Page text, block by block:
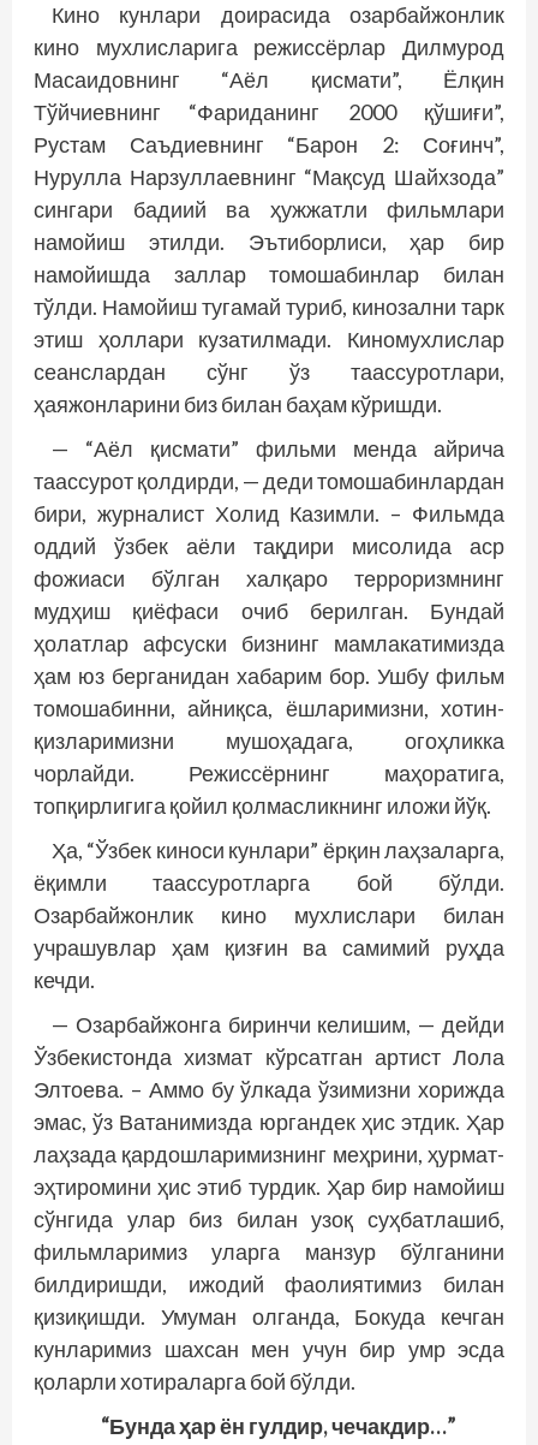
Кино кунлари доирасида озарбайжонлик
кино мухлисларига режиссёрлар Дилмурод
Масаидовнинг “Аёл қисмати”, Ёлқин
Тўйчиевнинг “Фариданинг 2000 қўшиғи”,
Рустам Саъдиевнинг “Барон 2: Соғинч”,
Нурулла Нарзуллаевнинг “Мақсуд Шайхзода”
сингари бадиий ва ҳужжатли фильмлари
намойиш этилди. Эътиборлиси, ҳар бир
намойишда заллар томошабинлар билан
тўлди. Намойиш тугамай туриб, кинозални тарк
этиш ҳоллари кузатилмади. Киномухлислар
сеанслардан сўнг ўз таассуротлари,
ҳаяжонларини биз билан баҳам кўришди.
— “Аёл қисмати” фильми менда айрича
таассурот қолдирди, — деди томошабинлардан
бири, журналист Холид Казимли. – Фильмда
оддий ўзбек аёли тақдири мисолида аср
фожиаси бўлган халқаро терроризмнинг
мудҳиш қиё­фаси очиб берилган. Бундай
ҳолатлар афсуски бизнинг мамлакатимизда
ҳам юз берганидан хабарим бор. Ушбу фильм
томошабинни, айниқса, ёшларимизни, хотин-
қизларимизни мушоҳадага, огоҳликка
чорлайди. Режиссёрнинг маҳоратига,
топқирлигига қойил қолмасликнинг иложи йўқ.
Ҳа, “Ўзбек киноси кунлари” ёрқин лаҳзаларга,
ёқимли таассуротларга бой бўлди.
Озарбайжонлик кино мухлислари билан
учрашувлар ҳам қизғин ва самимий руҳда
кечди.
— Озарбайжонга биринчи келишим, — дей­ди
Ўзбекистонда хизмат кўрсатган артист Лола
Элтоева. – Аммо бу ўлкада ўзимизни хорижда
эмас, ўз Ватанимизда юргандек ҳис этдик. Ҳар
лаҳзада қардошларимизнинг меҳрини, ҳурмат-
эҳтиромини ҳис этиб турдик. Ҳар бир намойиш
сўнгида улар биз билан узоқ суҳбатлашиб,
фильмларимиз уларга манзур бўлганини
билдиришди, ижодий фаолиятимиз билан
қизиқишди. Умуман олганда, Бокуда кечган
кунларимиз шахсан мен учун бир умр эсда
қоларли хотираларга бой бўлди.
“Бунда ҳар ён гулдир, чечакдир…”